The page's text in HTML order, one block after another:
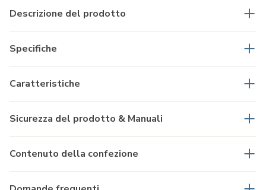
Descrizione del prodotto
Specifiche
Caratteristiche
Sicurezza del prodotto & Manuali
Contenuto della confezione